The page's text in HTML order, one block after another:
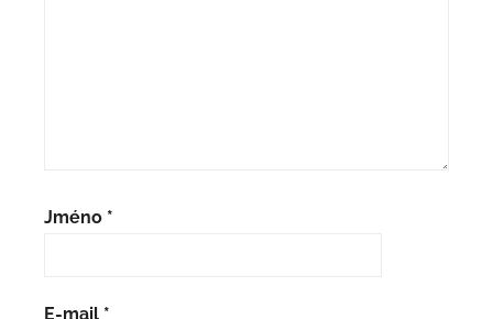
Jméno *
E-mail *